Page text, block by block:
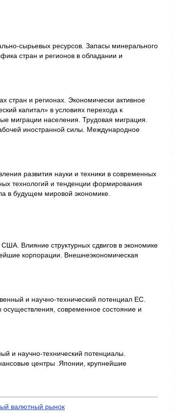
сырьевых ресурсов. Запасы минерального
стран и регионов в обладании и
стран и регионах. Экономически активное
капитал» в условиях перехода к
миграции населения. Трудовая миграция.
иностранной силы. Международное
развития науки и техники в современных
технологий и тенденции формирования
в будущем мировой экономике.
Влияние структурных сдвигов в экономике
корпорации. Внешнеэкономическая
и научно-технический потенциал ЕС.
современное состояние и
и научно-технический потенциалы.
центры .Японии, крупнейшие
валютный рынок